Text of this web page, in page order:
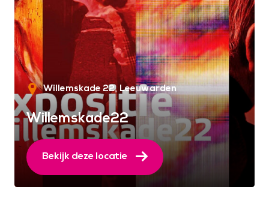
Willemskade 22 Leeuwarden
Willemskade22
Bekijk deze locatie